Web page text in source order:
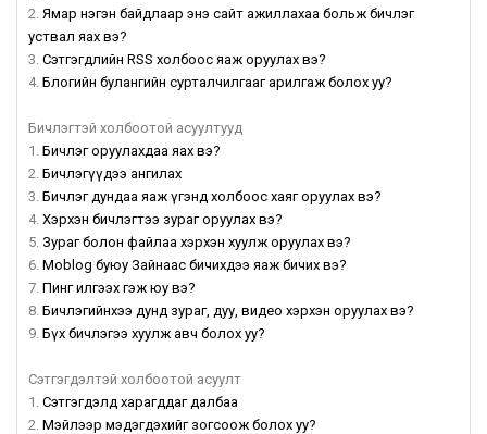
2. Ямар нэгэн байдлаар энэ сайт ажиллахаа больж бичлэг
уствал яах вэ?
3. Сэтгэгдлийн RSS холбоос яаж оруулах вэ?
4. Блогийн булангийн сурталчилгааг арилгаж болох уу?
Бичлэгтэй холбоотой асуултууд
1. Бичлэг оруулахдаа яах вэ?
2. Бичлэгүүдээ ангилах
3. Бичлэг дундаа яаж үгэнд холбоос хаяг оруулах вэ?
4. Хэрхэн бичлэгтээ зураг оруулах вэ?
5. Зураг болон файлаа хэрхэн хуулж оруулах вэ?
6. Moblog буюу Зайнаас бичихдээ яаж бичих вэ?
7. Пинг илгээх гэж юу вэ?
8. Бичлэгийнхээ дунд зураг, дуу, видео хэрхэн оруулах вэ?
9. Бүх бичлэгээ хуулж авч болох уу?
Сэтгэгдэлтэй холбоотой асуулт
1. Сэтгэгдэлд харагддаг далбаа
2. Mэйлээр мэдэгдэхийг зогсоож болох уу?